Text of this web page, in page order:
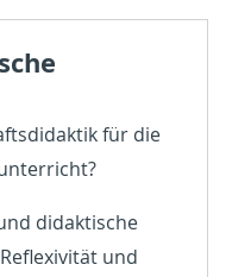
für die
didaktische
und